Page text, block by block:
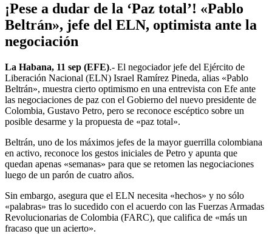
¡Pese a dudar de la ‘Paz total’! «Pablo
Beltrán», jefe del ELN, optimista ante la
negociación
La Habana, 11 sep (EFE).- El negociador jefe del Ejército de
Liberación Nacional (ELN) Israel Ramírez Pineda, alias «Pablo
Beltrán», muestra cierto optimismo en una entrevista con Efe ante
las negociaciones de paz con el Gobierno del nuevo presidente de
Colombia, Gustavo Petro, pero se reconoce escéptico sobre un
posible desarme y la propuesta de «paz total».
Beltrán, uno de los máximos jefes de la mayor guerrilla colombiana
en activo, reconoce los gestos iniciales de Petro y apunta que
quedan apenas «semanas» para que se retomen las negociaciones
luego de un parón de cuatro años.
Sin embargo, asegura que el ELN necesita «hechos» y no sólo
«palabras» tras lo sucedido con el acuerdo con las Fuerzas Armadas
Revolucionarias de Colombia (FARC), que califica de «más un
fracaso que un acierto».